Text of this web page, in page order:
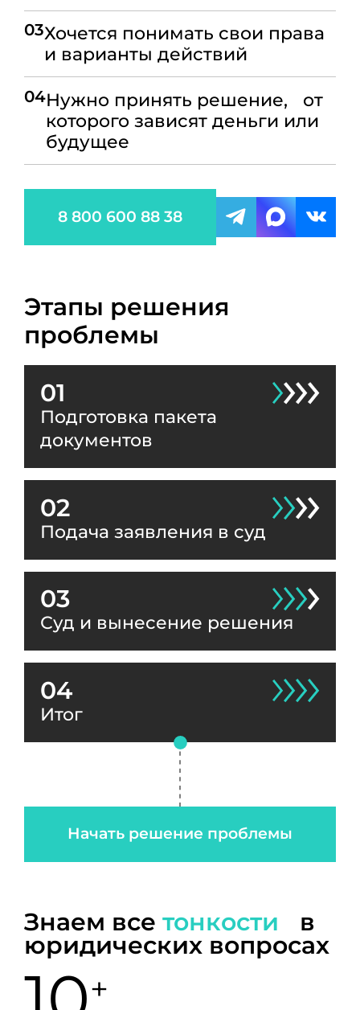
03Хочется понимать свои права
и варианты действий
04Нужно принять решение, от
которого зависят деньги или
будущее
8 800 600 88 38
Этапы решения
проблемы
01
Подготовка пакета
документов
02
Подача заявления в суд
03
Суд и вынесение решения
04
Итог
Начать решение проблемы
Знаем все тонкости в
юридических вопросах
+